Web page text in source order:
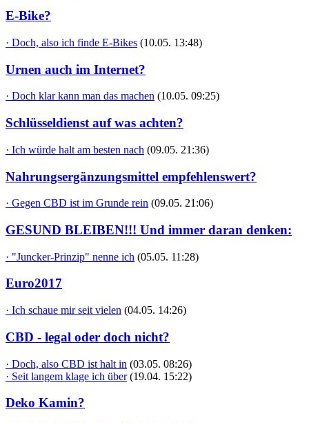
E-Bike?
· Doch, also ich finde E-Bikes (10.05. 13:48)
Urnen auch im Internet?
· Doch klar kann man das machen (10.05. 09:25)
Schlüsseldienst auf was achten?
· Ich würde halt am besten nach (09.05. 21:36)
Nahrungsergänzungsmittel empfehlenswert?
· Gegen CBD ist im Grunde rein (09.05. 21:06)
GESUND BLEIBEN!!! Und immer daran denken:
· "Juncker-Prinzip" nenne ich (05.05. 11:28)
Euro2017
· Ich schaue mir seit vielen (04.05. 14:26)
CBD - legal oder doch nicht?
· Doch, also CBD ist halt in (03.05. 08:26)
· Seit langem klage ich über (19.04. 15:22)
Deko Kamin?